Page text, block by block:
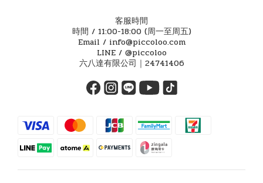
客服時間
時間 / 11:00-18:00 (周一至周五)
Email / info@piccoloo.com
LINE / @piccoloo
六八達有限公司｜24741406